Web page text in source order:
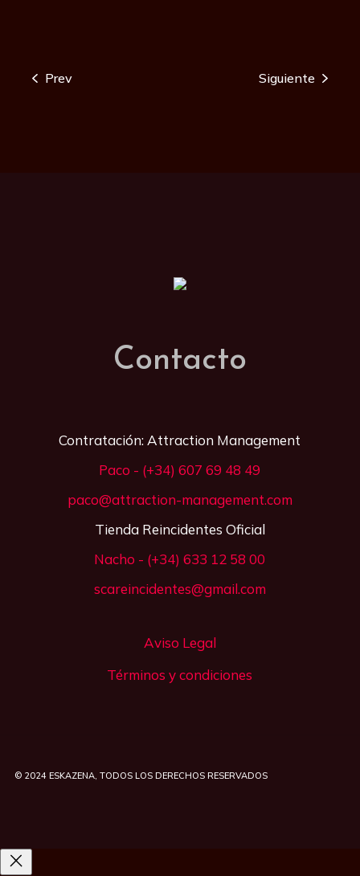
Prev Siguiente
Contacto
Contratación: Attraction Management
Paco - (+34) 607 69 48 49
paco@attraction-management.com
Tienda Reincidentes Oficial
Nacho - (+34) 633 12 58 00
scareincidentes@gmail.com
Aviso Legal
Términos y condiciones
© 2024 ESKAZENA, TODOS LOS DERECHOS RESERVADOS